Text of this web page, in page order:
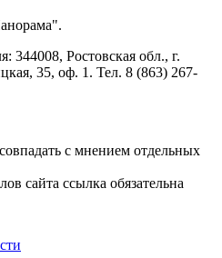
344008, Ростовская обл., г.
35, оф. 1. Тел. 8 (863) 267-
с мнением отдельных
сайта ссылка обязательна